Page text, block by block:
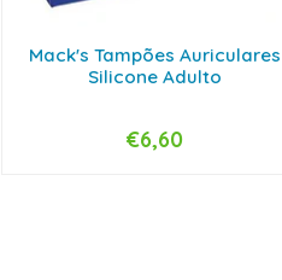
Mack's Tampões Auriculares
Silicone Adulto
+
€6,60